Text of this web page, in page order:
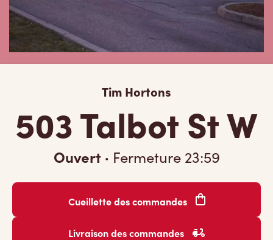
Tim Hortons
503 Talbot St W
Ouvert · Fermeture 23:59
Cueillette des commandes
Livraison des commandes